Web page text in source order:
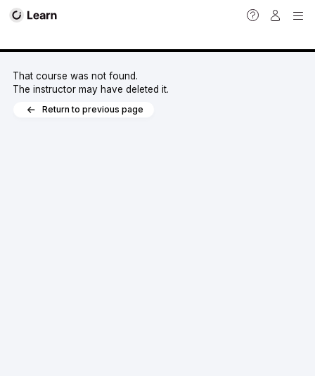
That course was not found.
The instructor may have deleted it.
Return to previous page